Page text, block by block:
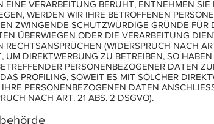
VERARBEITUNG BERUHT, ENTNEHMEN SIE
WERDEN WIR IHRE BETROFFENEN
ZWINGENDE SCHUTZWÜRDIGE GRÜNDE FÜR
ÜBERWIEGEN ODER DIE VERARBEITUNG
(WIDERSPRUCH NACH
DIREKTWERBUNG ZU BETREIBEN, SO
PERSONENBEZOGENER DATEN
PROFILING, SOWEIT ES MIT SOLCHER
PERSONENBEZOGENEN DATEN
NACH ART. 21 ABS. 2 DSGVO).